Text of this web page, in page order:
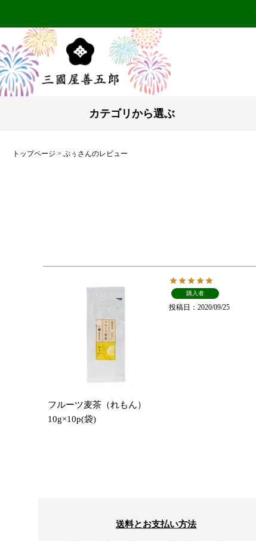
カテゴリから選ぶ
トップページ ぷぅさんのレビュー
フルーツ麦茶（れもん）
10g×10p(袋)
購入者
投稿日 2020/09/25
送料とお支払い方法